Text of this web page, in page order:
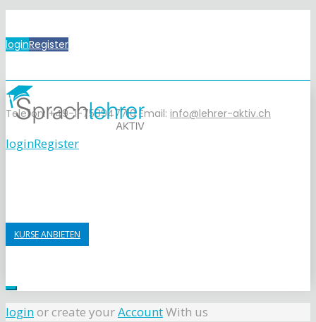
loginRegister
Telefon: +49-1-758947710 Email: info@lehrer-aktiv.ch
loginRegister
KURSE ANBIETEN
loginor create yourAccountWith us